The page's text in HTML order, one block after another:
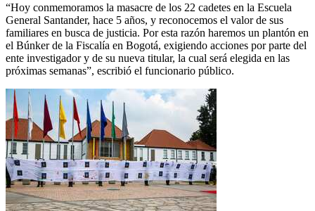
“Hoy conmemoramos la masacre de los 22 cadetes en la Escuela
General Santander, hace 5 años, y reconocemos el valor de sus
familiares en busca de justicia. Por esta razón haremos un plantón en
el Búnker de la Fiscalía en Bogotá, exigiendo acciones por parte del
ente investigador y de su nueva titular, la cual será elegida en las
próximas semanas”, escribió el funcionario público.